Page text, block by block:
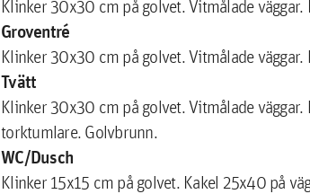
Klinker 30x30 cm på golvet. Vitmålade väggar.
Groventré
Klinker 30x30 cm på golvet. Vitmålade
Tvätt
Klinker 30x30 cm på golvet. Vitmålade
torktumlare. Golvbrunn.
WC/Dusch
Klinker 15x15 cm på golvet. Kakel 25x40 på